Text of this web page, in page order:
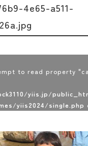
4e65-a511-
to read property
yiis.jp/
yiis2024/single.php